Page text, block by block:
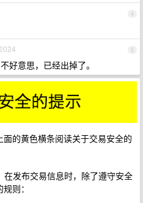
4
5
好意思，已经出掉了。
的黄色横条阅读关于交易安全的
发布交易信息时，除了遵守安全
则：